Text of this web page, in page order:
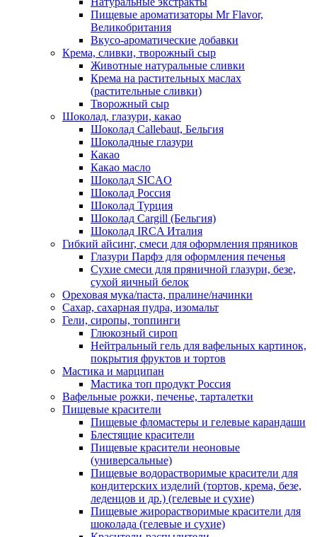
Пищевые ароматизаторы Mr Flavor,
Великобритания
Вкусо-ароматические добавки
Крема, сливки, творожный сыр
Животные натуральные сливки
Крема на растительных маслах
(растительные сливки)
Творожный сыр
Шоколад, глазури, какао
Шоколад Callebaut, Бельгия
Шоколадные глазури
Какао
Какао масло
Шоколад SICAO
Шоколад Россия
Шоколад Турция
Шоколад Cargill (Бельгия)
Шоколад IRCA Италия
Гибкий айсинг, смеси для оформления пряников
Глазури Парфэ для оформления печенья
Сухие смеси для пряничной глазури, безе,
сухой яичный белок
Ореховая мука/паста, пралине/начинки
Сахар, сахарная пудра, изомальт
Гели, сиропы, топпинги
Глюкозный сироп
Нейтральный гель для вафельных картинок,
покрытия фруктов и тортов
Мастика и марципан
Мастика топ продукт Россия
Вафельные рожки, печенье, тарталетки
Пищевые красители
Пищевые фломастеры и гелевые карандаши
Блестящие красители
Пищевые красители неоновые
(универсальные)
Пищевые водорастворимые красители для
кондитерских изделий (тортов, крема, безе,
леденцов и др.) (гелевые и сухие)
Пищевые жирорастворимые красители для
шоколада (гелевые и сухие)